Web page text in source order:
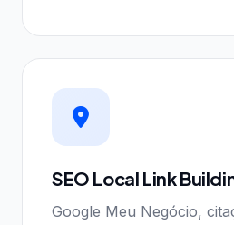
SEO Local Link
Google Meu Negócio,